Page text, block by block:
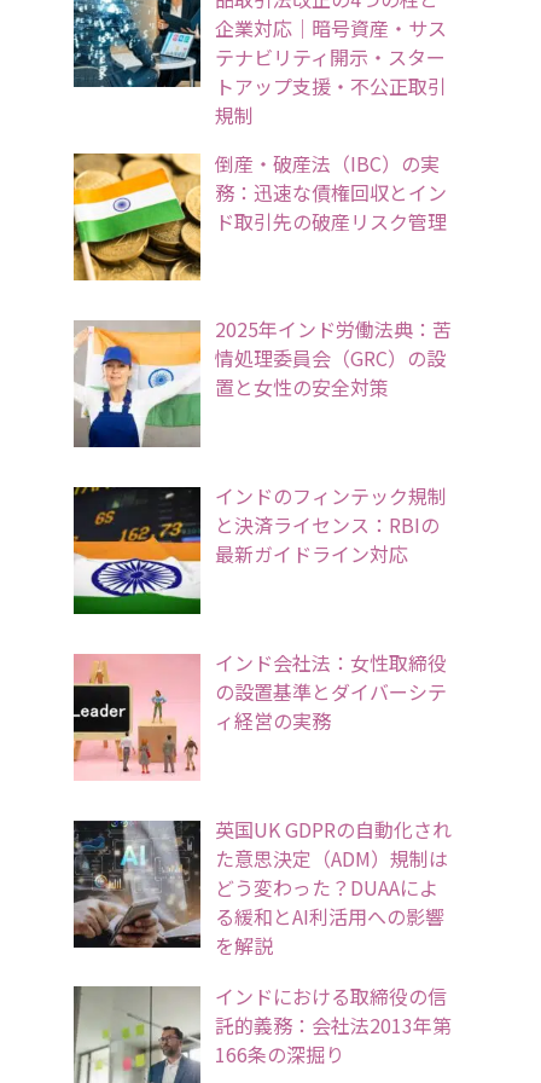
企業対応｜暗号資産・サス
テナビリティ開示・スター
トアップ支援・不公正取引
規制
倒産・破産法（IBC）の実
務：迅速な債権回収とイン
ド取引先の破産リスク管理
2025年インド労働法典：苦
情処理委員会（GRC）の設
置と女性の安全対策
インドのフィンテック規制
と決済ライセンス：RBIの
最新ガイドライン対応
インド会社法：女性取締役
の設置基準とダイバーシテ
ィ経営の実務
英国UK GDPRの自動化され
た意思決定（ADM）規制は
どう変わった？DUAAによ
る緩和とAI利活用への影響
を解説
インドにおける取締役の信
託的義務：会社法2013年第
166条の深掘り